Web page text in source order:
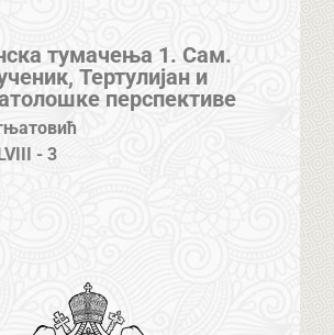
тумачења 1. Сам.
Тертулијан и
перспективе
- 3